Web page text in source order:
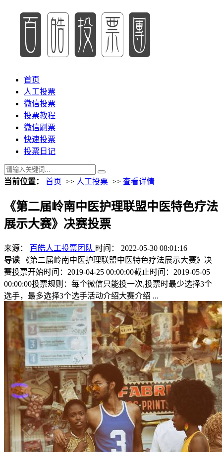
首页
人工投票
微信投票
投票教程
微信刷票
快速投票
投票日记
当前位置： 首页 >> 人工投票 >> 查看详情
《第二届岭南中医护理联盟中医特色疗法
展示大赛》决赛投票
来源： 百皓人工投票团队 时间： 2022-05-30 08:01:16
导读 《第二届岭南中医护理联盟中医特色疗法展示大赛》决
赛投票开始时间：2019-04-25 00:00:00截止时间：2019-05-05
00:00:00投票规则：每个微信只能投一次,投票时最少选择3个
选手，最多选择3个选手活动介绍大赛介绍 ...